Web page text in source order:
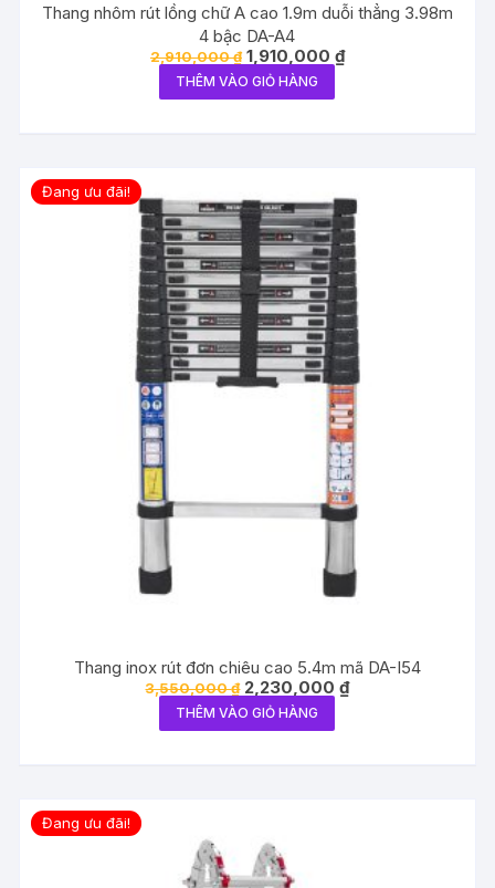
Thang nhôm rút lồng chữ A cao 1.9m duỗi thẳng 3.98m
4 bậc DA-A4
2,910,000₫ Giá
gốc
là:
2,910,000 ₫.
1,910,000 ₫Giá
hiện
THÊM VÀO GIỎ HÀNG
Đang ưu đãi!
Thang inox rút đơn chiêu cao 5.4m mã DA-I54
3,550,000₫ Giá
gốc
là:
3,550,000 ₫.
2,230,000₫Giá
hiện
THÊM VÀO GIỎ HÀNG
Đang ưu đãi!